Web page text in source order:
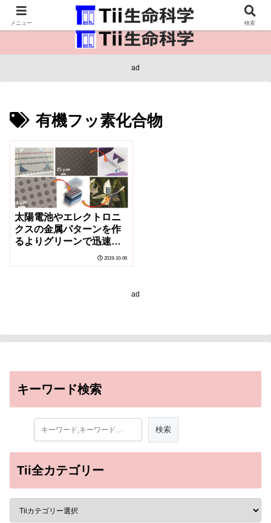
医療保健・生命・生物の情報インフラ。
ad
有機フッ素化合物
太陽電池やエレクトロニ
クスの金属パターンを作
るよりグリーンで迅速か
2019-10-06
ad
キーワード検索
Tii全カテゴリー
メニュー 検索